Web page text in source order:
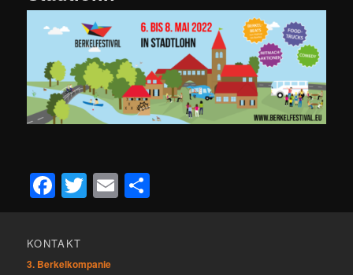
Facebook
Twitter
Email
KONTAKT
3. Berkelkompanie